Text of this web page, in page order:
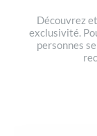
Découvrez
exclusivité.
personnes